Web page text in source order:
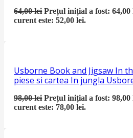
64,00lei Prețul inițial a fost: 64,00
curent este: 52,00 lei.
Usborne Book and Jigsaw In
piese si cartea In jungla
98,00lei Prețul inițial a fost: 98,00
curent este: 78,00 lei.